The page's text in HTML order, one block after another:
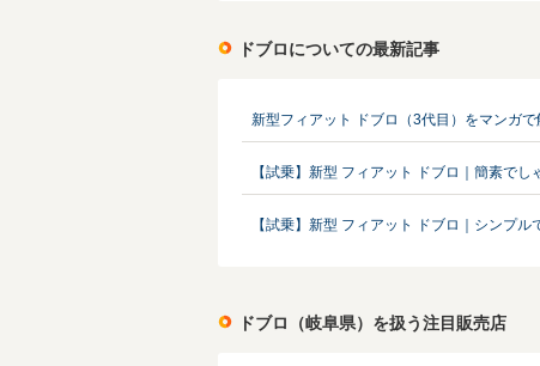
ドブロについての最新記事
新型フィアット ドブロ（3代目）をマンガ
【試乗】新型 フィアット ドブロ｜簡素で
【試乗】新型 フィアット ドブロ｜シンプ
ドブロ（岐阜県）を扱う注目販売店